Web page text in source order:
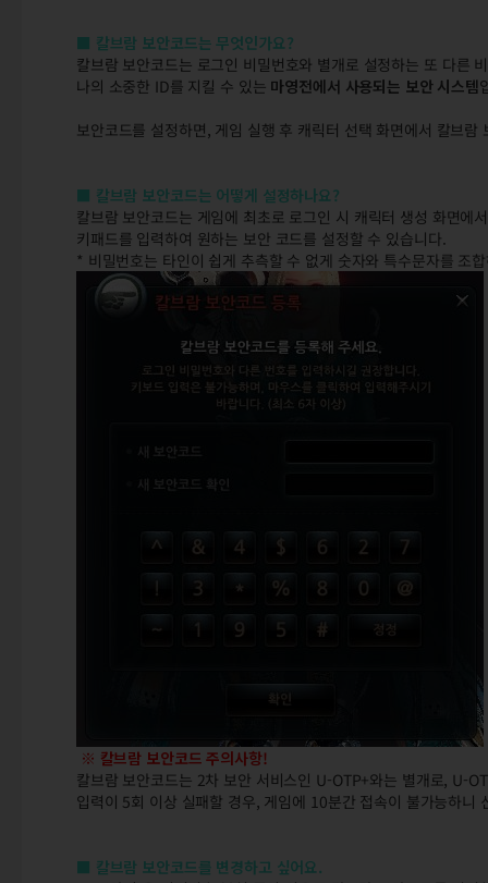
■ 칼브람 보안코드는 무엇인가요?
칼브람 보안코드는 로그인 비밀번호와 별개로 설정하는 또 다른
나의 소중한 ID를 지킬 수 있는 마영전에서 사용되는 보안 시스템
보안코드를 설정하면, 게임 실행 후 캐릭터 선택 화면에서 칼브
■ 칼브람 보안코드는 어떻게 설정하나요?
칼브람 보안코드는 게임에 최초로 로그인 시 캐릭터 생성 화면에서
키패드를 입력하여 원하는 보안 코드를 설정할 수 있습니다.
* 비밀번호는 타인이 쉽게 추측할 수 없게 숫자와 특수문자를 조
※ 칼브람 보안코드 주의사항!
칼브람 보안코드는 2차 보안 서비스인 U-OTP+와는 별개로, U-
입력이 5회 이상 실패할 경우, 게임에 10분간 접속이 불가능하니
■ 칼브람 보안코드를 변경하고 싶어요.